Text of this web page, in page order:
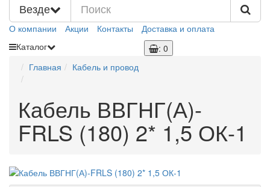
Везде
О компании Акции Контакты
Доставка и оплата
Каталог
: 0
Главная
Кабель и провод
Кабель ВВГНГ(А)-
FRLS (180) 2* 1,5 ОК-1